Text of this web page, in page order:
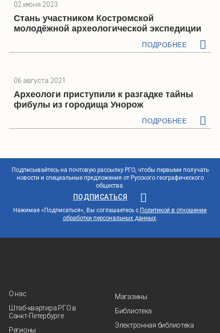
02 июня 2023
Стань участником Костромской
молодёжной археологической экспедиции
ПОДРОБНЕЕ
06 августа 2021
Археологи приступили к разгадке тайны
фибулы из городища Унорож
ПОДРОБНЕЕ
Подписывайтесь на почтовую рассылку РГО, чтобы первыми получать
новости и специальные предложения от Русского географического
общества.
ПОДПИСАТЬСЯ
Нажимая «Подписаться», Вы соглашаетесь с Политикой в отношении
обработки персональных данных.
О нас
Штаб-квартира РГО в
Санкт‑Петербурге
Регионы
Магазины
Библиотека
Электронная библиотека